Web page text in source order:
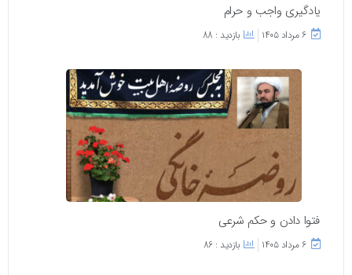
یادگیری واجب و حرام
۶ مرداد ۱۴۰۵ بازدید : 88
فتوا دادن و حکم شرعی
۶ مرداد ۱۴۰۵ بازدید : 86